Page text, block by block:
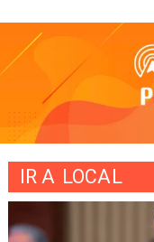
IR A LOCAL